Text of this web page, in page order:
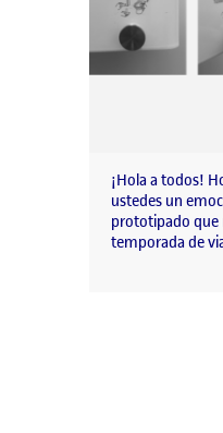
¡Hola a todos!
ustedes un
prototipado que
temporada de